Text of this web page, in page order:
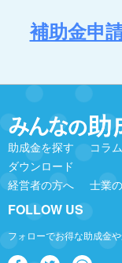
補助金申
助成金を探す コラム
ダウンロード
経営者の方へ
士業
FOLLOW US
フォローでお得な助成金